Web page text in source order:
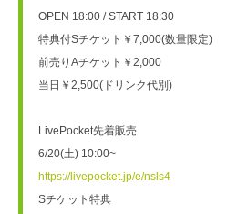
OPEN 18:00 / START 18:30
特典付Sチケット￥7,000(数量限定)
前売りAチケット￥2,000
当日￥2,500(ドリンク代別)
LivePocket先着販売
6/20(土) 10:00~
https://livepocket.jp/e/nsls4
Sチケット特典